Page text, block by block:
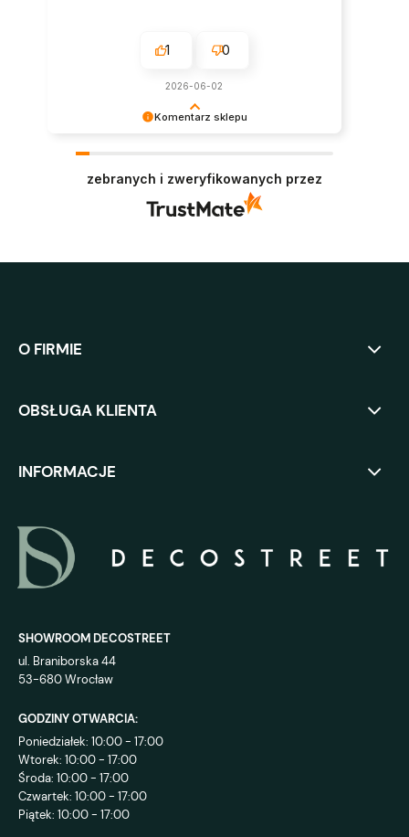
Komentarz sklepu
niezmiennie cieszyły oko. Pozdrawiamy :)
1 0
2026-06-02
zebranych i zweryfikowanych przez
O FIRMIE
OBSŁUGA KLIENTA
INFORMACJE
SHOWROOM DECOSTREET
ul. Braniborska 44
53-680 Wrocław
GODZINY OTWARCIA:
Poniedziałek: 10:00 - 17:00
Wtorek: 10:00 - 17:00
Środa: 10:00 - 17:00
Czwartek: 10:00 - 17:00
Piątek: 10:00 - 17:00